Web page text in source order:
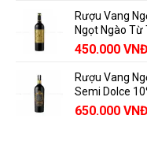
là:
1.529.000
Rượu Vang
Ngọt Ngào Từ
450.000 VNĐ
Rượu Vang
Semi Dolce
650.000 VNĐ